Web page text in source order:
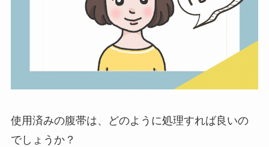
使用済みの腹帯は、どのように処理すれば良いの
でしょうか？